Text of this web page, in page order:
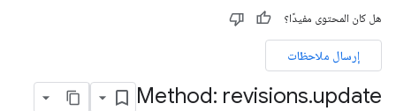
هل كان المحتوى مفيدًا؟
إرسال ملاحظات
Method: revisions.update